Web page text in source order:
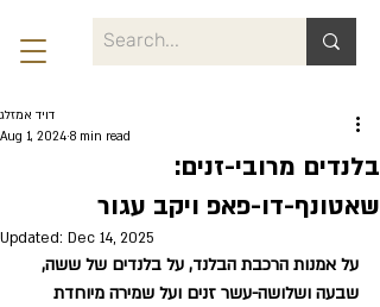
בלנדים מרובי-זנים:
שאטונף-דו-פאפ ויקב עגור
דויד אמזלג
Aug 1, 2024 8 min read
Updated: Dec 14, 2025
על אמנות הרכבת הבלנד, על בלנדים של ששה,
שבעה ושלושה-עשר זנים ועל שמירה מיוחדת